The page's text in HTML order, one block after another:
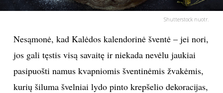
KULTŪRA
Shutterstock nuotr.
Nesąmonė, kad Kalėdos kalendorinė šventė – jei nori,
jos gali tęstis visą savaitę ir niekada nevėlu jaukiai
pasipuošti namus kvapniomis šventinėmis žvakėmis,
kurių šiluma švelniai lydo pinto krepšelio dekoracijas,